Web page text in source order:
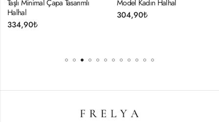
Taşlı Minimal Çapa Tasarımlı
Halhal
334,90₺
Model Kadın Halhal
304,90₺